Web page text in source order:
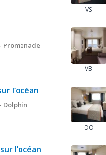
VS
Promenade
VB
l’océan
Dolphin
OO
l’océan